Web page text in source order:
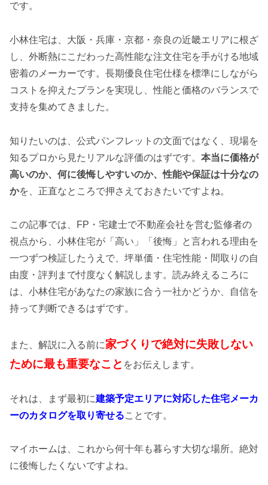
です。
小林住宅は、大阪・兵庫・京都・奈良の近畿エリアに根ざ
し、外断熱にこだわった高性能な注文住宅を手がける地域
密着のメーカーです。長期優良住宅仕様を標準にしながら
コストを抑えたプランを実現し、性能と価格のバランスで
支持を集めてきました。
知りたいのは、公式パンフレットの文面ではなく、現場を
知るプロから見たリアルな評価のはずです。 本当に価格が
高いのか、何に後悔しやすいのか、性能や保証は十分なの
かを、正直なところで押さえておきたいですよね。
この記事では、FP・宅建士で不動産会社を営む監修者の
視点から、小林住宅が「高い」「後悔」と言われる理由を
一つずつ検証したうえで、坪単価・住宅性能・間取りの自
由度・評判まで忖度なく解説します。読み終えるころに
は、小林住宅があなたの家族に合う一社かどうか、自信を
持って判断できるはずです。
また、解説に入る前に家づくりで絶対に失敗しない
ために最も重要なこと をお伝えします。
それは、まず最初に建築予定エリアに対応した住宅メーカ
ーのカタログを取り寄せることです。
マイホームは、これから何十年も暮らす大切な場所。絶対
に後悔したくないですよね。